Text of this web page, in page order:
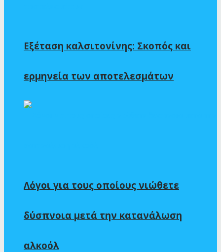
Εξέταση καλσιτονίνης: Σκοπός και
ερμηνεία των αποτελεσμάτων
Λόγοι για τους οποίους νιώθετε
δύσπνοια μετά την κατανάλωση
αλκοόλ